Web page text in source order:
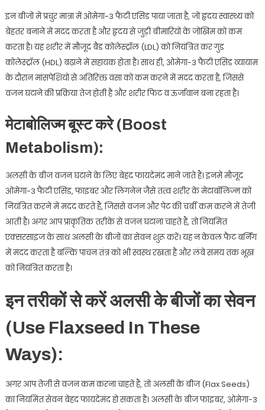
इन बीजों में प्रचुर मात्रा में ओमेगा-3 फैटी एसिड पाया जाता है, जो हृदय स्वास्थ्य को
बेहतर बनाने में मदद करता है और हृदय से जुड़ी बीमारियों के जोखिम को कम
करता है। यह शरीर में मौजूद बैड कोलेस्ट्रॉल (LDL) को नियंत्रित कर गुड
कोलेस्ट्रॉल (HDL) बढ़ाने में सहायक होता है। साथ ही, ओमेगा-3 फैटी एसिड व्यायाम
के दौरान मांसपेशियों से अतिरिक्त वसा को कम करने में मदद करता है, जिससे
वजन घटाने की प्रक्रिया तेज होती है और शरीर फिट व ऊर्जावान बना रहता है।
मेटाबोलिज्म बूस्ट करे (Boost
Metabolism):
अलसी के बीज वजन घटाने के लिए बेहद फायदेमंद माने जाते हैं। इनमें मौजूद
ओमेगा-3 फैटी एसिड, फाइबर और लिगनेन जैसे तत्व शरीर के मेटाबॉलिज्म को
नियंत्रित करने में मदद करते हैं, जिससे वजन और पेट की चर्बी कम करने में तेजी
आती है। अगर आप प्राकृतिक तरीके से वजन घटाना चाहते हैं, तो नियमित
एक्सरसाइज के साथ अलसी के बीजों का सेवन शुरू करें। यह न केवल फैट बर्निंग
में मदद करता है बल्कि पाचन तंत्र को भी स्वस्थ रखता है और लंबे समय तक भूख
को नियंत्रित करता है।
इन तरीकों से करें अलसी के बीजों का सेवन
(Use Flaxseed In These
Ways):
अगर आप तेजी से वजन कम करना चाहते हैं, तो अलसी के बीज (Flax Seeds)
का नियमित सेवन बेहद फायदेमंद हो सकता है। अलसी के बीज फाइबर, ओमेगा-3